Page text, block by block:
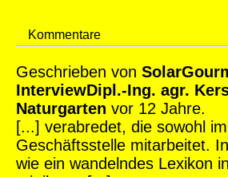
Kommentare
Geschrieben von
InterviewDipl.-Ing. agr.
Naturgarten vor 12 Jahre.
[...] verabredet, die sowohl
Geschäftsstelle mitarbeitet.
wie ein wandelndes Lexikon